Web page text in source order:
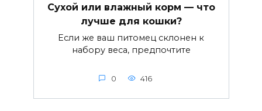
Сухой или влажный корм — что
лучше для кошки?
Если же ваш питомец склонен к
набору веса, предпочтите
0 416